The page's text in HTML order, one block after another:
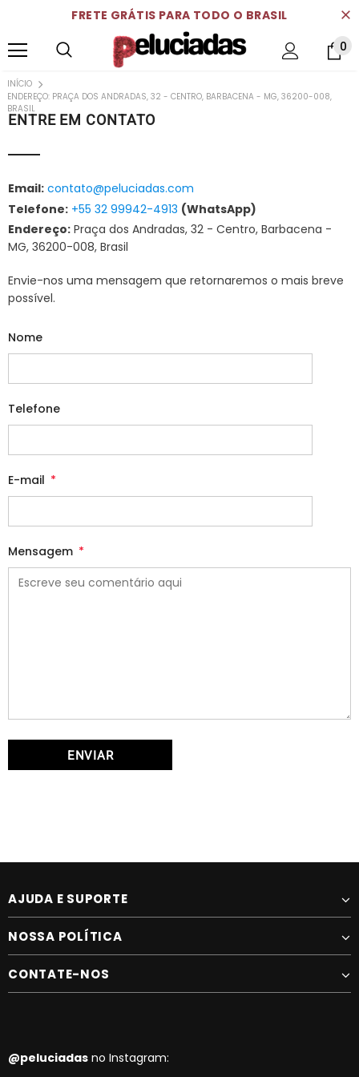
FRETE GRÁTIS PARA TODO O BRASIL
0
INÍCIO
ENDEREÇO: PRAÇA DOS ANDRADAS, 32 - CENTRO, BARBACENA - MG, 36200-008,
BRASIL
ENTRE EM CONTATO
Email: contato@peluciadas.com
Telefone: +55 32 99942-4913 (WhatsApp)
Endereço: Praça dos Andradas, 32 - Centro, Barbacena -
MG, 36200-008, Brasil
Envie-nos uma mensagem que retornaremos o mais breve
possível.
Nome
Telefone
E-mail *
Mensagem *
AJUDA E SUPORTE
NOSSA POLÍTICA
CONTATE-NOS
@peluciadas no Instagram: